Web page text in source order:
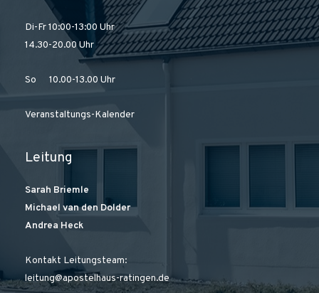
Di-Fr 10:00-13:00 Uhr
14.30-20.00 Uhr
So 10.00-13.00 Uhr
Veranstaltungs-Kalender
Leitung
Sarah Briemle
Michael van den Dolder
Andrea Heck
Kontakt Leitungsteam:
leitung@apostelhaus-ratingen.de